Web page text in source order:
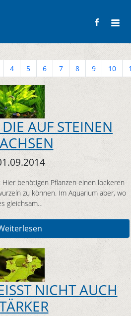
4 5 6 7 8 9 10
AUF STEINEN
benötigen Pflanzen einen lockeren
zu können. Im Aquarium aber, wo
gleichsam…
NICHT AUCH